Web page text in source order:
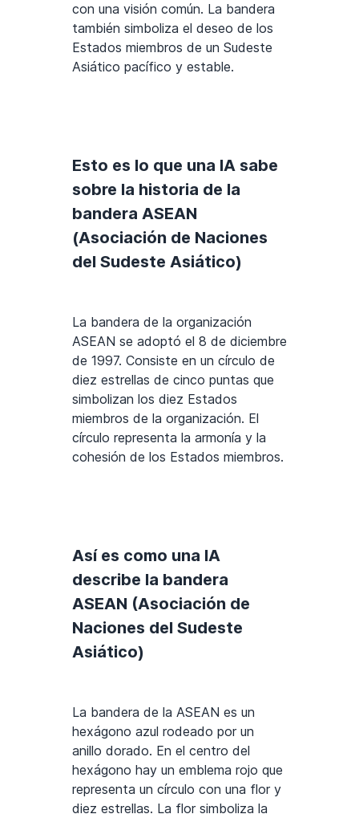
con una visión común. La bandera
también simboliza el deseo de los
Estados miembros de un Sudeste
Asiático pacífico y estable.
Esto es lo que una IA sabe
sobre la historia de la
bandera ASEAN
(Asociación de Naciones
del Sudeste Asiático)
La bandera de la organización
ASEAN se adoptó el 8 de diciembre
de 1997. Consiste en un círculo de
diez estrellas de cinco puntas que
simbolizan los diez Estados
miembros de la organización. El
círculo representa la armonía y la
cohesión de los Estados miembros.
Así es como una IA
describe la bandera
ASEAN (Asociación de
Naciones del Sudeste
Asiático)
La bandera de la ASEAN es un
hexágono azul rodeado por un
anillo dorado. En el centro del
hexágono hay un emblema rojo que
representa un círculo con una flor y
diez estrellas. La flor simboliza la